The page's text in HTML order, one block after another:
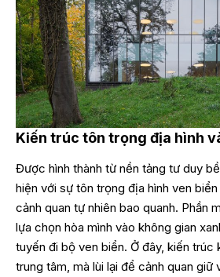
Kiến trúc tôn trọng địa hình
Được hình thành từ nền tảng tư duy
hiện với sự tôn trọng địa hình ven
cảnh quan tự nhiên bao quanh. Phần
lựa chọn hòa mình vào không gian
tuyến đi bộ ven biển. Ở đây, kiến trúc
trung tâm, mà lùi lại để cảnh quan giữ